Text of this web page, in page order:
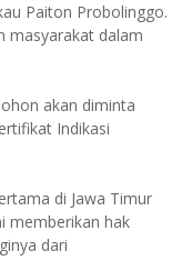
Paiton Probolinggo.
masyarakat dalam
akan diminta
Indikasi
di Jawa Timur
memberikan hak
dari